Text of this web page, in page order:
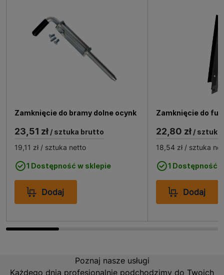
Zamknięcie do bramy dolne ocynk
23,51 zł / sztuka brutto
19,11 zł / sztuka netto
1 Dostępność w sklepie
Dodaj
Zamknięcie do
22,80 zł/ sztuka
18,54 zł/ sztuka
1 Dostępność
Dodaj
Poznaj nasze usługi
Każdego dnia profesjonalnie podchodzimy do Twoich